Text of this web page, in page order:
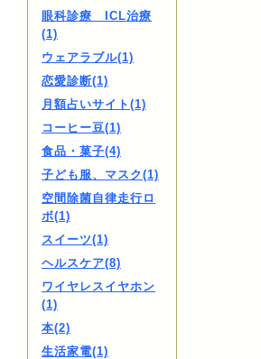
眼科診療 ICL治療
(1)
ウェアラブル(1)
恋愛診断(1)
月額占いサイト(1)
コーヒー豆(1)
食品・菓子(4)
子ども服、マスク(1)
空間除菌自律走行ロ
ボ(1)
スイーツ(1)
ヘルスケア(8)
ワイヤレスイヤホン
(1)
本(2)
生活家電(1)